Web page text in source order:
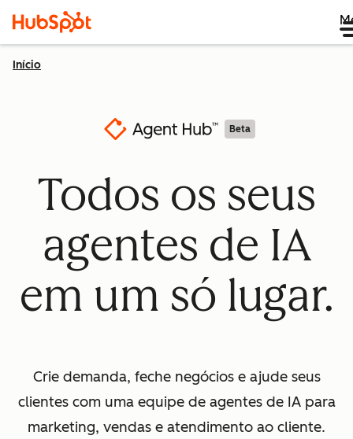
Início
Beta
Todos os seus
agentes de IA
em um só lugar.
Crie demanda, feche negócios e ajude seus
clientes com uma equipe de agentes de IA para
marketing, vendas e atendimento ao cliente.